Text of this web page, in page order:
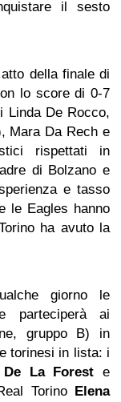
il sesto
della finale di
lo score di 0-7
Linda De Rocco,
Mara Da Rech e
rispettati in
di Bolzano e
e tasso
le Eagles hanno
ha avuto la
giorno le
parteciperà ai
gruppo B) in
torinesi in lista: i
La Forest e
Torino Elena